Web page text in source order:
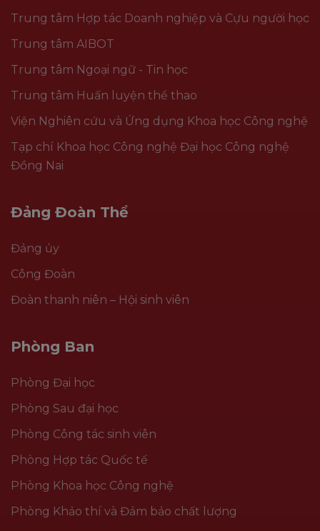
Trung tâm Hợp tác Doanh nghiệp và Cựu người học
Trung tâm AIBOT
Trung tâm Ngoại ngữ - Tin học
Trung tâm Huấn luyện thể thao
Viện Nghiên cứu và Ứng dụng Khoa học Công nghệ
Tạp chí Khoa học Công nghệ Đại học Công nghệ
Đồng Nai
Đảng Đoàn Thể
Đảng ủy
Công Đoàn
Đoàn thanh niên – Hội sinh viên
Phòng Ban
Phòng Đại học
Phòng Sau đại học
Phòng Công tác sinh viên
Phòng Hợp tác Quốc tế
Phòng Khoa học Công nghệ
Phòng Khảo thí và Đảm bảo chất lượng